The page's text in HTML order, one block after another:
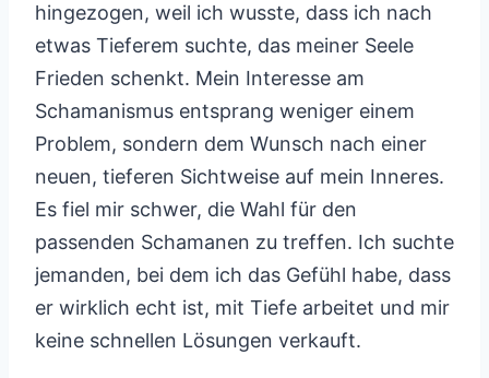
hingezogen, weil ich wusste, dass ich nach
etwas Tieferem suchte, das meiner Seele
Frieden schenkt. Mein Interesse am
Schamanismus entsprang weniger einem
Problem, sondern dem Wunsch nach einer
neuen, tieferen Sichtweise auf mein Inneres.
Es fiel mir schwer, die Wahl für den
passenden Schamanen zu treffen. Ich suchte
jemanden, bei dem ich das Gefühl habe, dass
er wirklich echt ist, mit Tiefe arbeitet und mir
keine schnellen Lösungen verkauft.